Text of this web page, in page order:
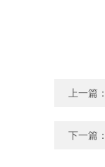
上一篇
下一篇